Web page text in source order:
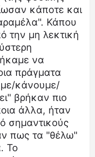
κάποτε και
Κάπου
την μη λεκτική
να
πράγματα
κάνουμε/
βρήκαν πιο
άλλα, ήταν
σημαντικούς
πως τα "θέλω"
Το